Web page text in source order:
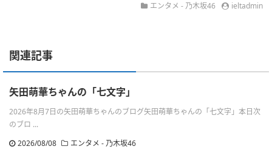
エンタメ - 乃木坂46 ieltadmin
関連記事
矢田萌華ちゃんの「七文字」
2026年8月7日の矢田萌華ちゃんのブログ矢田萌華ちゃんの「七文字」本日次
のブロ ...
2026/08/08
エンタメ - 乃木坂46